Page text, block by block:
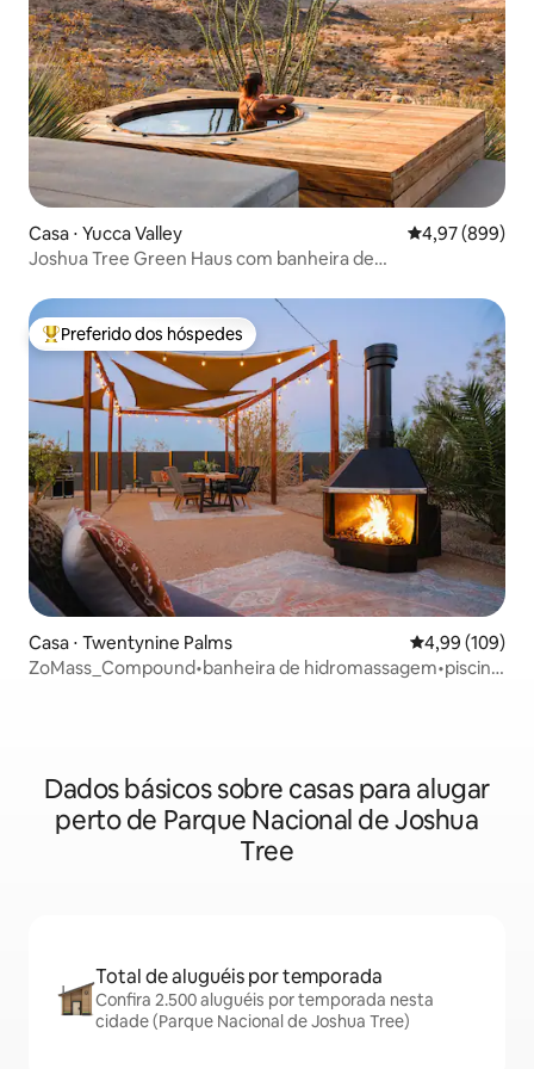
Casa ⋅ Yucca Valley 4,97 de uma
4,97 (899)
Joshua Tree Green Haus com banheira de
Entre os melhores preferidos dos hóspedes
Preferido dos hóspedes
Casa ⋅ Twentynine Palms 4,99 de uma
4,99 (109)
ZoMass_Compound•banheira de hidromassagem•piscina
Dados básicos sobre casas para alugar
perto de Parque Nacional de Joshua
Tree
Total de aluguéis por temporada
Confira 2.500 aluguéis por temporada nesta
cidade (Parque Nacional de Joshua Tree)